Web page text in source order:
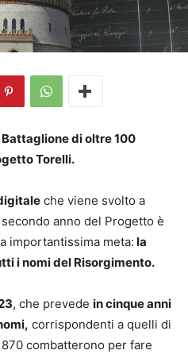
Battaglione di oltre 100
Torelli.
che viene svolto a
anno del Progetto è
importantissima meta: la
i nomi del Risorgimento.
, che prevede in cinque anni
corrispondenti a quelli di
combatterono per fare